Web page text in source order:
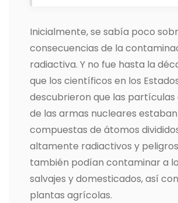
Inicialmente, se sabía poco
consecuencias de la
radiactiva. Y no fue hasta la
que los científicos en los
descubrieron que las partículas
de las armas nucleares estaban
compuestas de átomos
altamente radiactivos y
también podían contaminar a
salvajes y domesticados, así
plantas agrícolas.